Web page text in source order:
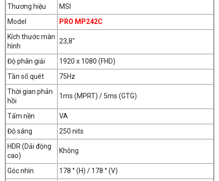
Nhờ công nghệ chống nhấp nháy bảo vệ mắt, dòng điện đầu ra
được cung cấp ổn định cho màn hình sẽ giúp chống khô mắt, mỏi
mắt và giảm thiểu rủi ro cần kính đọc sách trong tương lai.
Công nghệ lọc ánh sáng xanh bảo vệ mắt
Thương hiệu
MSI
Model
PRO MP242C
Kích thước màn
hình
23,8"
Độ phân giải
1920 x 1080 (FHD)
Tần số quét
75Hz
Thời gian phản
hồi
1ms (MPRT) / 5ms (GTG)
Tấm nền
VA
Độ sáng
250 nits
HDR (Dải động
cao)
Không
Góc nhìn 178 ° (H) / 178 ° (V)